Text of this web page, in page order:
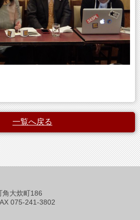
一覧へ戻る
角大炊町186
075-241-3802